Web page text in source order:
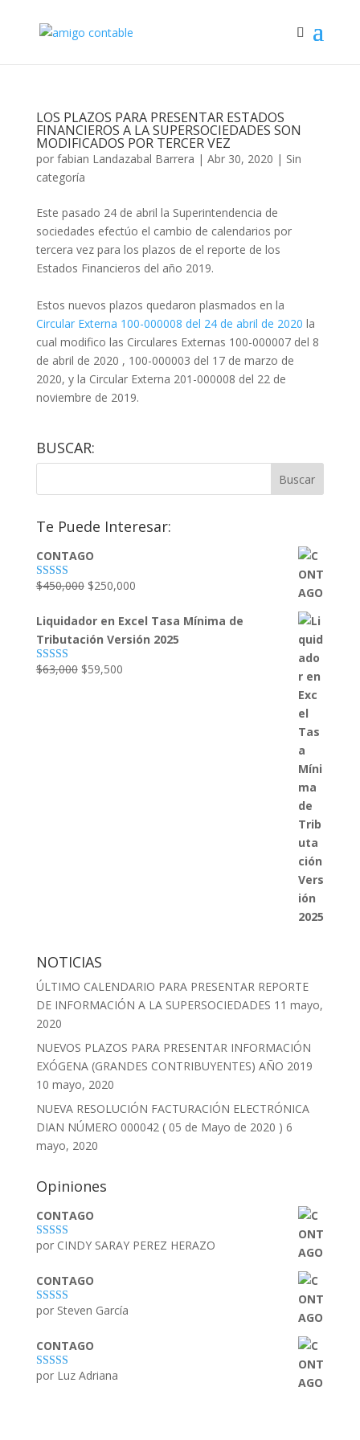
LOS PLAZOS PARA PRESENTAR ESTADOS
FINANCIEROS A LA SUPERSOCIEDADES SON
MODIFICADOS POR TERCER VEZ
por fabian Landazabal Barrera | Abr 30, 2020 | Sin
categoría
Este pasado 24 de abril la Superintendencia de
sociedades efectúo el cambio de calendarios por
tercera vez para los plazos de el reporte de los
Estados Financieros del año 2019.
Estos nuevos plazos quedaron plasmados en la
Circular Externa 100-000008 del 24 de abril de 2020 la
cual modifico las Circulares Externas 100-000007 del 8
de abril de 2020 , 100-000003 del 17 de marzo de
2020, y la Circular Externa 201-000008 del 22 de
noviembre de 2019.
BUSCAR:
Te Puede Interesar:
CONTAGO
Valorado
$450,000 El
original
era:
$250,000El
actual
es:
Liquidador en Excel Tasa Mínima de
Tributación Versión 2025
Valorado con
$63,000 El
$59,500El
NOTICIAS
ÚLTIMO CALENDARIO PARA PRESENTAR REPORTE
DE INFORMACIÓN A LA SUPERSOCIEDADES 11 mayo,
2020
NUEVOS PLAZOS PARA PRESENTAR INFORMACIÓN
EXÓGENA (GRANDES CONTRIBUYENTES) AÑO 2019
10 mayo, 2020
NUEVA RESOLUCIÓN FACTURACIÓN ELECTRÓNICA
DIAN NÚMERO 000042 ( 05 de Mayo de 2020 ) 6
mayo, 2020
Opiniones
CONTAGO
Valorado con
por CINDY SARAY PEREZ HERAZO
CONTAGO
Valorado con
por Steven García
CONTAGO
Valorado con
por Luz Adriana